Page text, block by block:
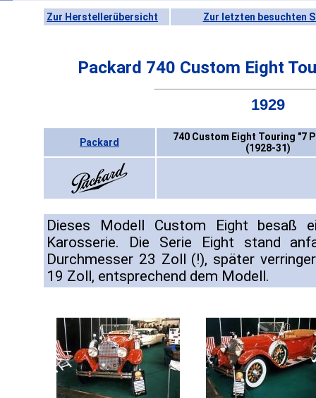
Zur Herstellerübersicht Zur letzten besuchten
Packard 740 Custom Eight
1929
Packard
740 Custom Eight Touring "7
(1928-31)
Dieses Modell Custom Eight besaß
Karosserie. Die Serie Eight stand
Durchmesser 23 Zoll (!), später
19 Zoll, entsprechend dem Modell.